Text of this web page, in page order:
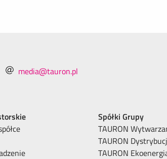
media@tauron.pl
Spółki Grupy
TAURON
TAURON
TAURON